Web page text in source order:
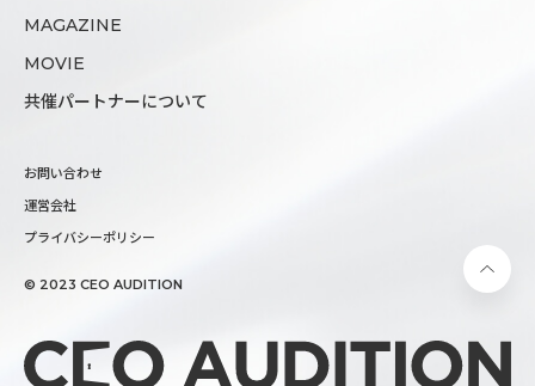
MAGAZINE
MOVIE
共催パートナーについて
お問い合わせ
運営会社
プライバシーポリシー
© 2023 CEO AUDITION